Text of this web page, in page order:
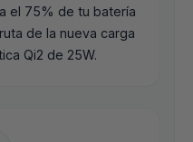
el 75% de tu batería
de la nueva carga
Qi2 de 25W.